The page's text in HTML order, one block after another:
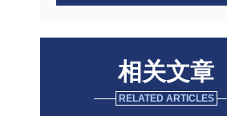
相关文章
RELATED ARTICLES